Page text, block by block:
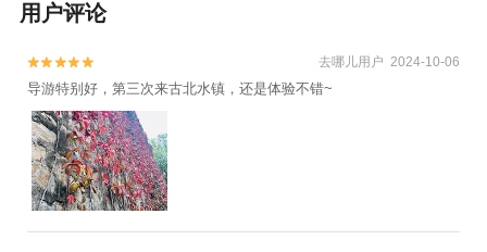
用户评论

 去哪儿用户 2024-10-06
导游特别好，第三次来古北水镇，还是体验不错~